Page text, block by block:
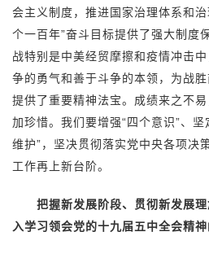
会主义制度，推进国家治理体系和
个一百年”奋斗目标提供了强大制度
战特别是中美经贸摩擦和疫情冲击
争的勇气和善于斗争的本领，为战
提供了重要精神法宝。成绩来之不
加珍惜。我们要增强“四个意识”、坚
维护”，坚决贯彻落实党中央各项决
工作再上新台阶。
把握新发展阶段、贯彻新发展理
入学习领会党的十九届五中全会精